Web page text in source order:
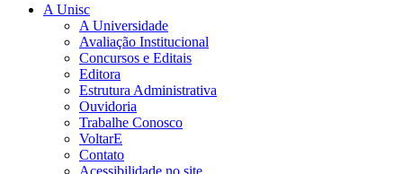
A Unisc
A Universidade
Avaliação Institucional
Concursos e Editais
Editora
Estrutura Administrativa
Ouvidoria
Trabalhe Conosco
VoltarE
Contato
Acessibilidade no site